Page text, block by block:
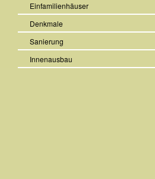
Einfamilienhäuser
Denkmale
Sanierung
Innenausbau